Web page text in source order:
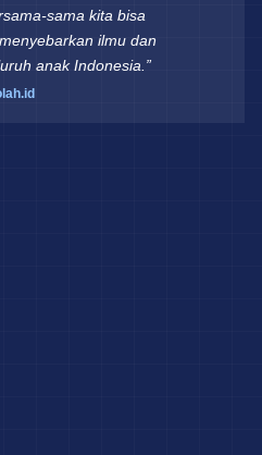
sama kita bisa
ilmu dan
anak Indonesia.”